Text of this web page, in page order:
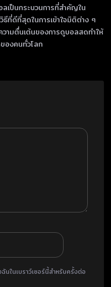
ลเป็นกระบวนการที่สำคัญใน
ที่ดีที่สุดในการเข้าใจมิติต่าง ๆ
ามตื่นเต้นของการดูบอลสดทำให้
องคนทั่วโลก
นในเบราว์เซอร์นี้สำหรับครั้งต่อ